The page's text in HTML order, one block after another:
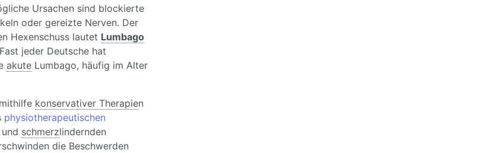
Ursachen sind blockierte
oder gereizte Nerven. Der
Hexenschuss lautet Lumbago
jeder Deutsche hat
akuteLumbago, häufig im Alter
konservativer Therapien
physiotherapeutischen
und schmerzlindernden
die Beschwerden